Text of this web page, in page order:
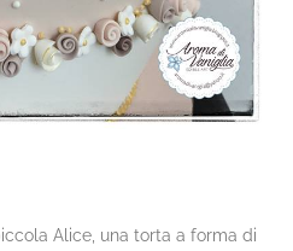
Alice, una torta a forma di